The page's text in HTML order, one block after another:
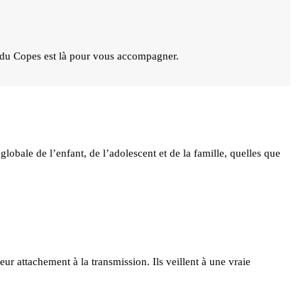
Copes est là pour vous accompagner.
de l’enfant, de l’adolescent et de la famille, quelles que
attachement à la transmission. Ils veillent à une vraie